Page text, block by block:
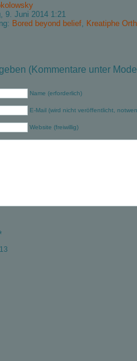
9. Juni 2014 1:21
Bored beyond belief, Kreatiphe
(Kommentare unter
Name (erforderlich)
E-Mail (wird nicht veröffentlicht,
Website (freiwillig)
13